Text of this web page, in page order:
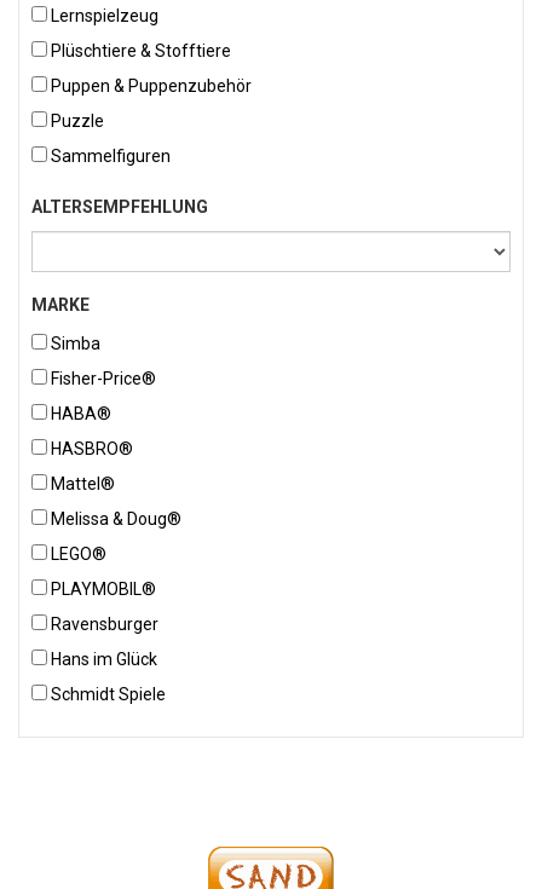
Lernspielzeug
Plüschtiere & Stofftiere
Puppen & Puppenzubehör
Puzzle
Sammelfiguren
ALTERSEMPFEHLUNG
MARKE
Simba
Fisher-Price®
HABA®
HASBRO®
Mattel®
Melissa & Doug®
LEGO®
PLAYMOBIL®
Ravensburger
Hans im Glück
Schmidt Spiele